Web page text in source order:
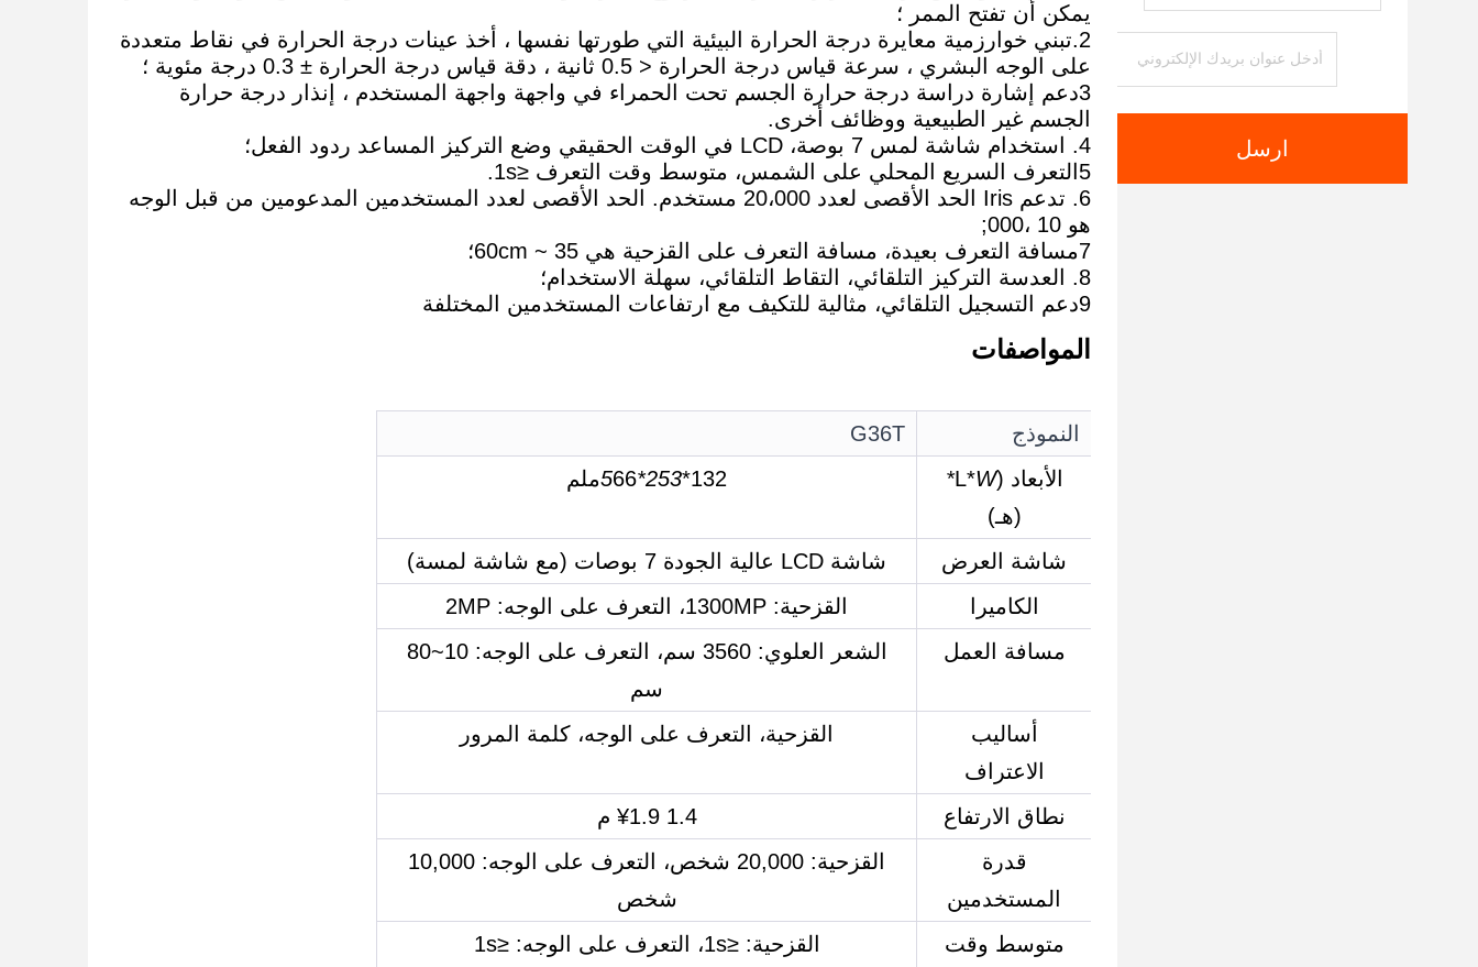
ارسل
يمكن أن تفتح الممر ؛
2.تبني خوارزمية معايرة درجة الحرارة البيئية التي طورتها نفسها ، أخذ عينات درجة الحرارة في نقاط متعددة
على الوجه البشري ، سرعة قياس درجة الحرارة < 0.5 ثانية ، دقة قياس درجة الحرارة ± 0.3 درجة مئوية ؛
3دعم إشارة دراسة درجة حرارة الجسم تحت الحمراء في واجهة واجهة المستخدم ، إنذار درجة حرارة
الجسم غير الطبيعية ووظائف أخرى.
4. استخدام شاشة لمس 7 بوصة، LCD في الوقت الحقيقي وضع التركيز المساعد ردود الفعل؛
5التعرف السريع المحلي على الشمس، متوسط وقت التعرف ≤1s.
6. تدعم Iris الحد الأقصى لعدد 20،000 مستخدم. الحد الأقصى لعدد المستخدمين المدعومين من قبل الوجه
هو 10 ،000;
7مسافة التعرف بعيدة، مسافة التعرف على القزحية هي 35 ~ 60cm؛
8. العدسة التركيز التلقائي، التقاط التلقائي، سهلة الاستخدام؛
9دعم التسجيل التلقائي، مثالية للتكيف مع ارتفاعات المستخدمين المختلفة
المواصفات
النموذج
G36T
الأبعاد (L*W*
(هـ)
132*
253*5 66ملم
شاشة العرض
شاشة LCD عالية الجودة 7 بوصات (مع شاشة لمسة)
الكاميرا
القزحية: 1300MP، التعرف على الوجه: 2MP
مسافة العمل
الشعر العلوي: 3560 سم، التعرف على الوجه: 10~80
سم
أساليب
الاعتراف
القزحية، التعرف على الوجه، كلمة المرور
نطاق الارتفاع
1.4 ¥1.9 م
قدرة
المستخدمين
القزحية: 20,000 شخص، التعرف على الوجه: 10,000
شخص
متوسط وقت
القزحية: ≤1s، التعرف على الوجه: ≤1s